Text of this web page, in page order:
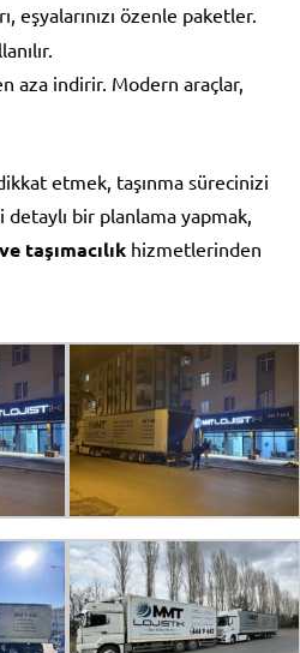
özenle paketler.
aza indirir. Modern araçlar,
etmek, taşınma sürecinizi
detaylı bir planlama yapmak,
taşımacılık hizmetlerinden